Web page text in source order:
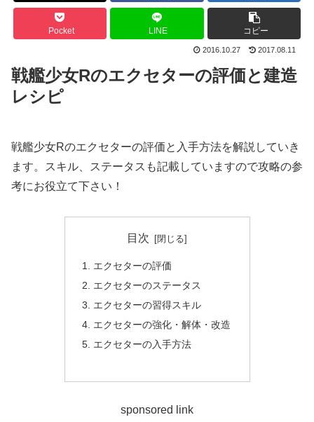
Pocket LINE コピー
2016.10.27 2017.08.11
戦艦少女Rのエクセターの評価と建造
レシピ
戦艦少女Rのエクセターの評価と入手方法を解説していき
ます。スキル、ステータスも記載していますので攻略の参
考にお役立て下さい！
目次
エクセターの評価
エクセターのステータス
エクセターの習得スキル
エクセターの強化・解体・改造
エクセターの入手方法
sponsored link